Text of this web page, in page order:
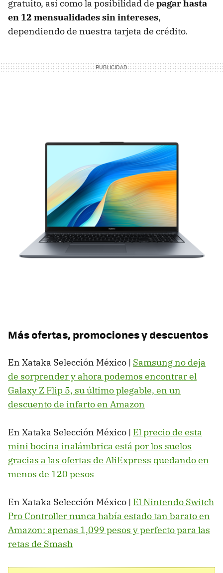
gratuito, así como la posibilidad de pagar hasta
en 12 mensualidades sin intereses,
dependiendo de nuestra tarjeta de crédito.
Más ofertas, promociones y descuentos
En Xataka Selección México | Samsung no deja
de sorprender y ahora podemos encontrar el
Galaxy Z Flip 5, su último plegable, en un
descuento de infarto en Amazon
En Xataka Selección México | El precio de esta
mini bocina inalámbrica está por los suelos
gracias a las ofertas de AliExpress quedando en
menos de 120 pesos
En Xataka Selección México | El Nintendo Switch
Pro Controller nunca había estado tan barato en
Amazon: apenas 1,099 pesos y perfecto para las
retas de Smash